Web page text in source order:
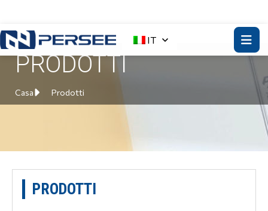
IT
PRODOTTI
Casa Prodotti
PRODOTTI